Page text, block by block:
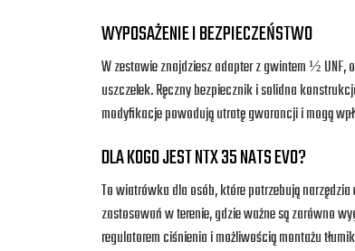
WYPOSAŻENIE I BEZPIECZEŃSTWO
W zestawie znajdziesz adapter z gwintem ½
uszczelek. Ręczny bezpiecznik i solidna
modyfikacje powodują utratę gwarancji i mogą
DLA KOGO JEST NTX 35 NATS EVO?
To wiatrówka dla osób, które potrzebują
zastosowań w terenie, gdzie ważne są zarówno
regulatorem ciśnienia i możliwością montażu